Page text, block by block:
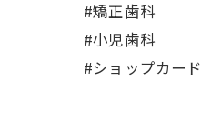
#矯正歯科
#小児歯科
#ショップカード